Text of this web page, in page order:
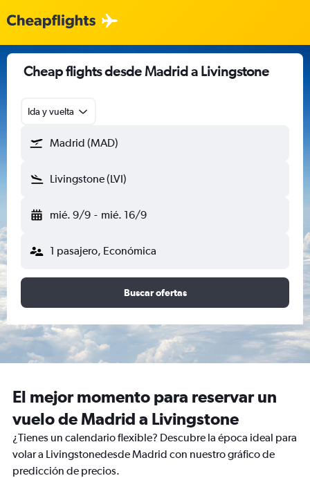
Cheap flights desde Madrid a Livingstone
Ida y vuelta
Madrid (MAD)
Livingstone (LVI)
mié. 9/9 - mié. 16/9
1 pasajero, Económica
Buscar ofertas
El mejor momento para reservar un
vuelo de Madrid a Livingstone
¿Tienes un calendario flexible? Descubre la época ideal para
volar a Livingstonedesde Madrid con nuestro gráfico de
predicción de precios.